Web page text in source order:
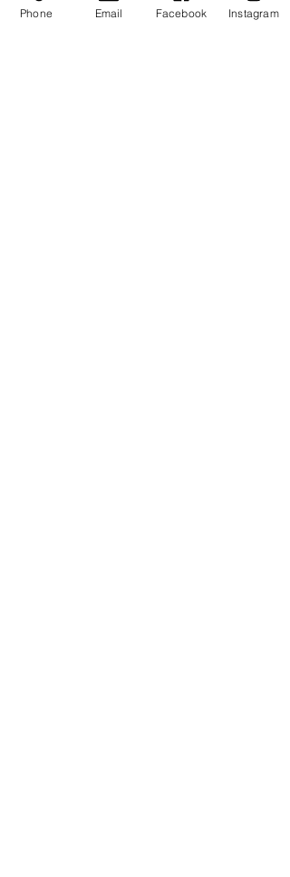
Conditions générales de vente - particuliers
Phone Email Facebook Instagram